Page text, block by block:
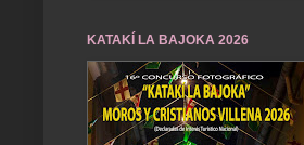
KATAKÍ LA BAJOKA 2026